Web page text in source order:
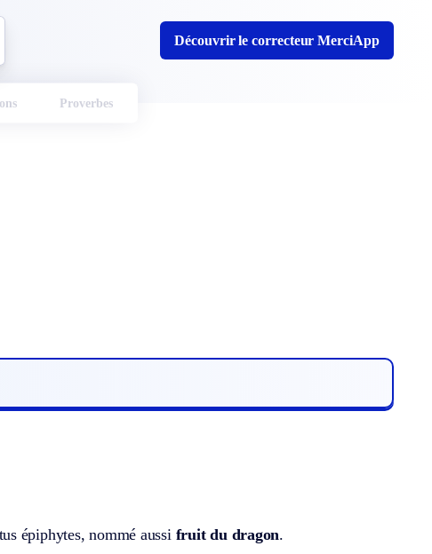
Découvrir le correcteur MerciApp
Proverbes
épiphytes, nommé aussi fruit du dragon.